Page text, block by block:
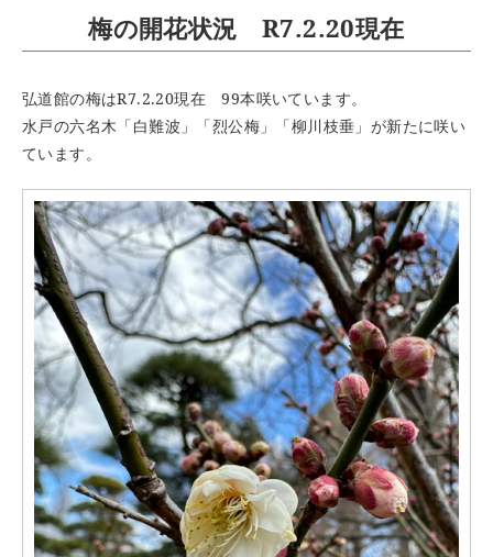
アクセス
アカウントポリシー
梅の開花状況 R7.2.20現在
弘道館の梅はR7.2.20現在 99本咲いています。
水戸の六名木「白難波」「烈公梅」「柳川枝垂」が新たに咲い
ています。